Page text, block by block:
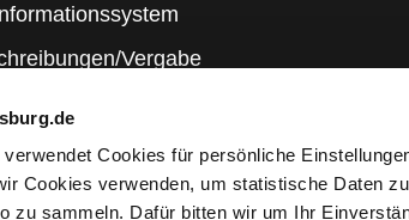
Cookies für persönliche
Cookies verwenden, um statistische Daten
zu sammeln. Dafür bitten wir um Ihr
Vergabe